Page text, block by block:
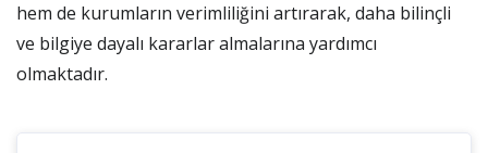
hem de kurumların verimliliğini artırarak, daha bilinçli
ve bilgiye dayalı kararlar almalarına yardımcı
olmaktadır.